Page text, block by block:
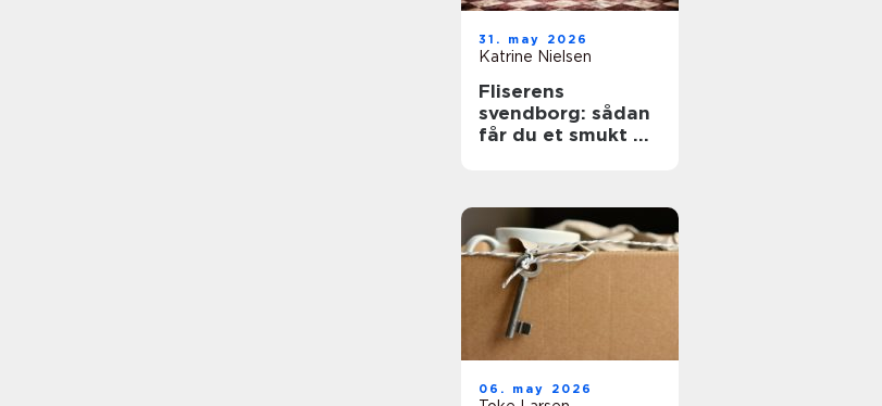
31. may 2026
Katrine Nielsen
Fliserens
svendborg: sådan
får du et smukt og
06. may 2026